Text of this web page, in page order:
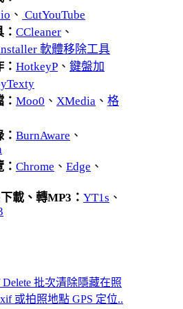
、 CutYouTube
CCleaner 、
軟體移除工具
HotkeyP 、 鍵盤加
Moo0 、 XMedia 、 格
BurnAware 、
Chrome 、 Edge 、
載、轉MP3： YT1s 、
Delete 批次清除隱藏在照
或拍照地點 GPS 定位..